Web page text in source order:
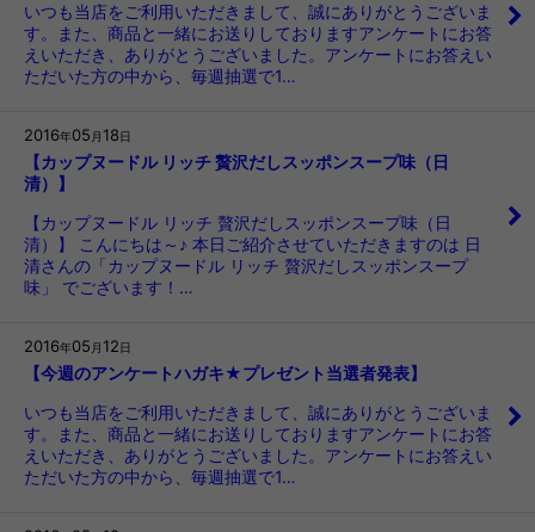
いつも当店をご利用いただきまして、誠にありがとうございま
す。また、商品と一緒にお送りしておりますアンケートにお答
えいただき、ありがとうございました。アンケートにお答えい
ただいた方の中から、毎週抽選で1…
2016年05 月 18 日
【カップヌードル リッチ 贅沢だしスッポンスープ味（日
清）】
【カップヌードル リッチ 贅沢だしスッポンスープ味（日
清）】 こんにちは～♪ 本日ご紹介させていただきますのは 日
清さんの「カップヌードル リッチ 贅沢だしスッポンスープ
味」 でございます！…
2016年05 月 12 日
【今週のアンケートハガキ★プレゼント当選者発表】
いつも当店をご利用いただきまして、誠にありがとうございま
す。また、商品と一緒にお送りしておりますアンケートにお答
えいただき、ありがとうございました。アンケートにお答えい
ただいた方の中から、毎週抽選で1…